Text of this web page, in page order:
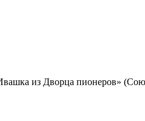
из Дворца пионеров»